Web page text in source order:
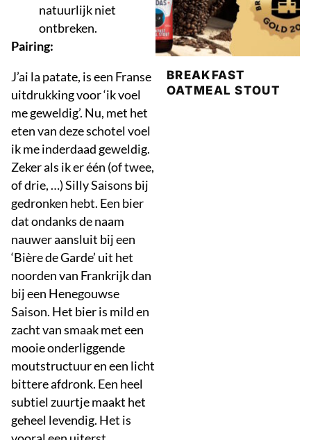
natuurlijk niet
ontbreken.
Pairing:
J’ai la patate, is een Franse
uitdrukking voor ‘ik voel
me geweldig’. Nu, met het
eten van deze schotel voel
ik me inderdaad geweldig.
Zeker als ik er één (of twee,
of drie, …) Silly Saisons bij
gedronken hebt. Een bier
dat ondanks de naam
nauwer aansluit bij een
‘Bière de Garde’ uit het
noorden van Frankrijk dan
bij een Henegouwse
Saison. Het bier is mild en
zacht van smaak met een
mooie onderliggende
moutstructuur en een licht
bittere afdronk. Een heel
subtiel zuurtje maakt het
geheel levendig. Het is
BREAKFAST
OATMEAL STOUT